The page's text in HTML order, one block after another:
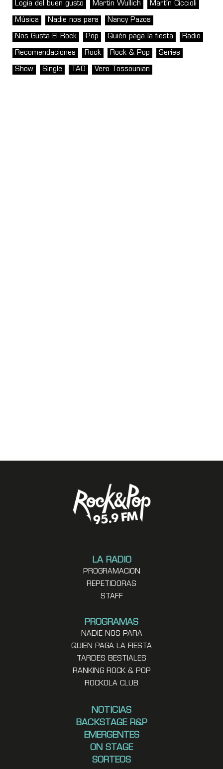
Logia del buen gusto Martin Wullich Martín Ciccioli
Música Nadie nos para Nancy Pazos
Nos Gusta El Rock Pop Quién paga la fiesta Radio
Recomendaciones Rock Rock & Pop Series
Show Single TAO Vero Tossounian
LA RADIO
PROGRAMACION
REPETIDORAS
STAFF
PROGRAMAS
NADIE NOS PARA
QUIEN PAGA LA FIESTA
TARDES BESTIALES
RANKING ROCK & POP
ROCKOLA CLUB
NOTICIAS
BACKSTAGE R&P
EMERGENTES
ON STAGE
SORTEOS